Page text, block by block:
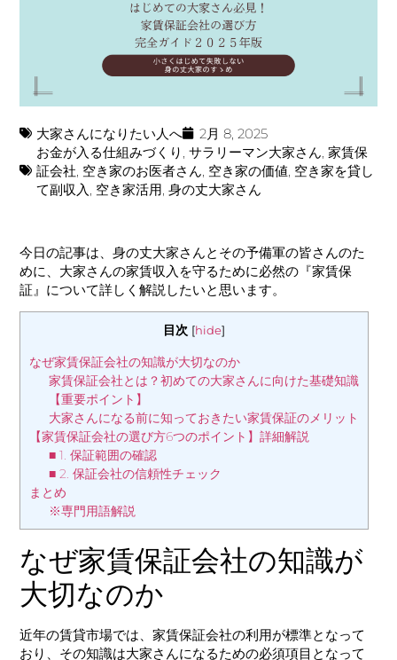
大家さんになりたい人へ
2月 8, 2025
お金が入る仕組みづくり ,サラリーマン大家さん,家賃保
証会社, 空き家のお医者さん, 空き家の価値, 空き家を貸し
て副収入, 空き家活用,身の丈大家さん
今日の記事は、身の丈大家さんとその予備軍の皆さんのた
めに、大家さんの家賃収入を守るために必然の『家賃保
証』について詳しく解説したいと思います。
目次 [hide]
なぜ家賃保証会社の知識が大切なのか
家賃保証会社とは？初めての大家さんに向けた基礎知識
【重要ポイント】
大家さんになる前に知っておきたい家賃保証のメリット
【家賃保証会社の選び方6つのポイント】詳細解説
■ 1. 保証範囲の確認
■ 2. 保証会社の信頼性チェック
まとめ
※専門用語解説
なぜ家賃保証会社の知識が
大切なのか
近年の賃貸市場では、家賃保証会社の利用が標準となって
おり、その知識は大家さんになるための必須項目となって